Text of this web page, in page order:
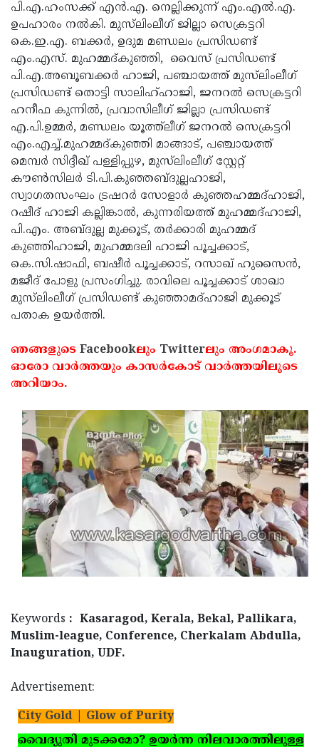
പി.എ.ഹംസക്ക് എന്‍.എ. നെല്ലിക്കുന്ന് എം.എല്‍.എ.
ഉപഹാരം നല്‍കി. മുസ്‌ലിംലീഗ് ജില്ലാ സെക്രട്ടറി
കെ.ഇ.എ. ബക്കര്‍, ഉദുമ മണ്ഡലം പ്രസിഡണ്ട്
എം.എസ്. മുഹമ്മദ്കുഞ്ഞി, വൈസ് പ്രസിഡണ്ട്
പി.എ.അബൂബക്കര്‍ ഹാജി, പഞ്ചായത്ത് മുസ്‌ലിംലീഗ്
പ്രസിഡണ്ട് തൊട്ടി സാലിഹ്ഹാജി, ജനറല്‍ സെക്രട്ടറി
ഹനീഫ കുന്നില്‍, പ്രവാസിലീഗ് ജില്ലാ പ്രസിഡണ്ട്
എ.പി.ഉമ്മര്‍, മണ്ഡലം യൂത്ത്‌ലീഗ് ജനറല്‍ സെക്രട്ടറി
എം.എച്ച്.മുഹമ്മദ്കുഞ്ഞി മാങ്ങാട്, പഞ്ചായത്ത്
മെമ്പര്‍ സിദ്ദീഖ് പള്ളിപ്പുഴ, മുസ്‌ലിംലീഗ് സ്റ്റേറ്റ്
കൗണ്‍സിലര്‍ ടി.പി.കുഞ്ഞബ്ദുല്ലഹാജി,
സ്വാഗതസംഘം ട്രഷറര്‍ സോളാര്‍ കുഞ്ഞഹമ്മദ്ഹാജി,
റഷീദ് ഹാജി കല്ലിങ്കാല്‍, കുന്നരിയത്ത് മുഹമ്മദ്ഹാജി,
പി.എം. അബ്ദുല്ല മുക്കൂട്, തര്‍ക്കാരി മുഹമ്മദ്
കുഞ്ഞിഹാജി, മുഹമ്മദലി ഹാജി പൂച്ചക്കാട്,
കെ.സി.ഷാഫി, ബഷീര്‍ പൂച്ചക്കാട്, റസാഖ് ഹുസൈന്‍,
മജീദ് പോളു പ്രസംഗിച്ചു. രാവിലെ പൂച്ചക്കാട് ശാഖാ
മുസ്‌ലിംലീഗ് പ്രസിഡണ്ട് കുഞ്ഞാമദ്ഹാജി മുക്കൂട്
പതാക ഉയര്‍ത്തി.
ഞങ്ങളുടെ Facebookലും Twitterലും അംഗമാകൂ.
ഓരോ വാര്‍ത്തയും കാസര്‍കോട് വാര്‍ത്തയിലൂടെ
അറിയാം.
Keywords : Kasaragod, Kerala, Bekal, Pallikara,
Muslim-league, Conference, Cherkalam Abdulla,
Inauguration, UDF.
Advertisement:
City Gold | Glow of Purity
വൈദ്യുതി മുടക്കമോ? ഉയര്‍ന്ന നിലവാരത്തിലുള്ള